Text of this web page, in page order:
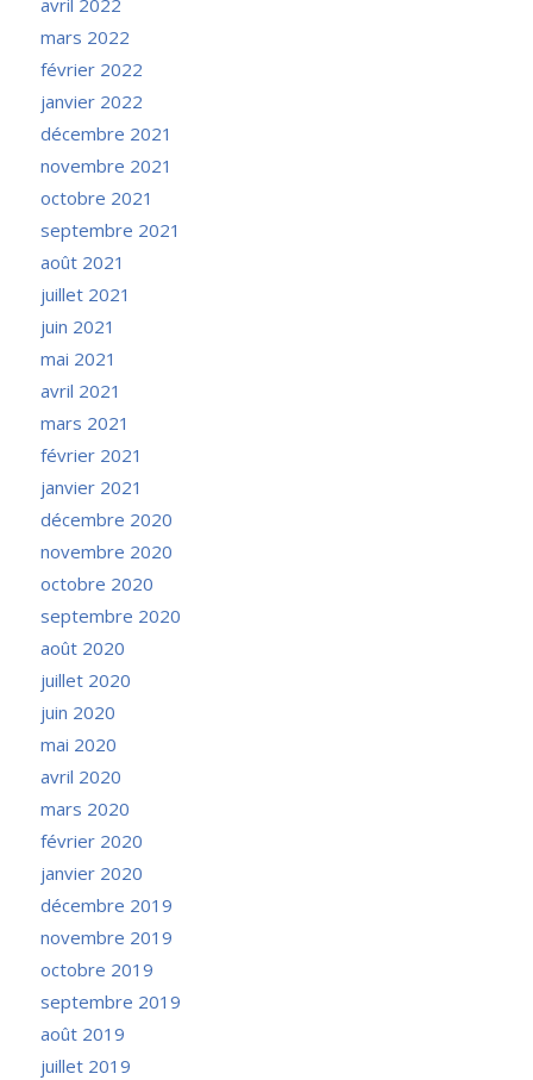
mars 2022
février 2022
janvier 2022
décembre 2021
novembre 2021
octobre 2021
septembre 2021
août 2021
juillet 2021
juin 2021
mai 2021
avril 2021
mars 2021
février 2021
janvier 2021
décembre 2020
novembre 2020
octobre 2020
septembre 2020
août 2020
juillet 2020
juin 2020
mai 2020
avril 2020
mars 2020
février 2020
janvier 2020
décembre 2019
novembre 2019
octobre 2019
septembre 2019
août 2019
juillet 2019